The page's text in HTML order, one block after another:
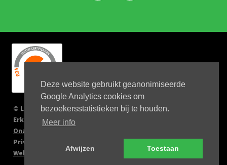
Deze website gebruikt geanonimiseerde
Google Analytics cookies om
bezoekersstatistieken bij te houden.
Meer info
Afwijzen Toestaan
© Link 4 Jobs 2023
Erkenningsnr: 2167/U
Onze verplichtingen
Privacy Policy
Website by Big Kahuna